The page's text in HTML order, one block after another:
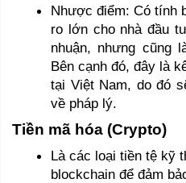
Nhược điểm: Có tính
ro lớn cho nhà đầu
nhuận, nhưng cũng
Bên cạnh đó, đây là
tại Việt Nam, do đó
về pháp lý.
Tiền mã hóa (Crypto)
Là các loại tiền tệ kỹ
blockchain để đảm